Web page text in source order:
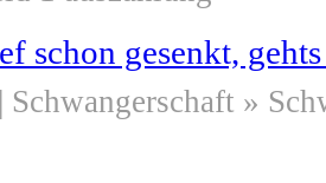
schon gesenkt,
| Schwangerschaft »